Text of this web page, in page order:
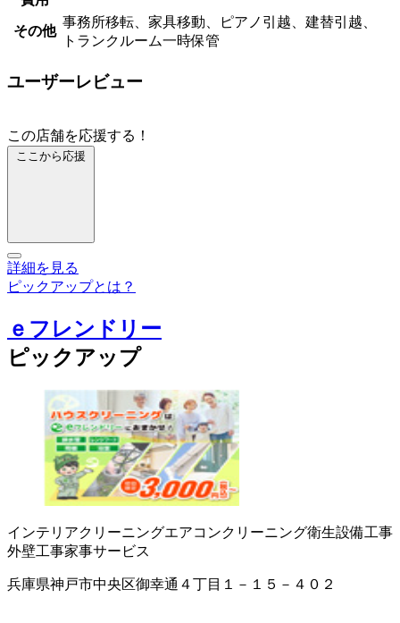
その他
事務所移転、家具移動、ピアノ引越、建替引越、
トランクルーム一時保管
ユーザーレビュー
この店舗を応援する！
ここから応援
詳細を見る
ピックアップとは？
ｅフレンドリー
ピックアップ
インテリアクリーニングエアコンクリーニング衛生設備工事
外壁工事家事サービス
兵庫県神戸市中央区御幸通４丁目１－１５－４０２